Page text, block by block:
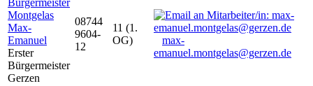
Montgelas
Max-
Emanuel
Erster
Bürgermeister
Gerzen
08744
9604-
12
11 (1.
OG)
max-
emanuel.montgelas@gerzen.de